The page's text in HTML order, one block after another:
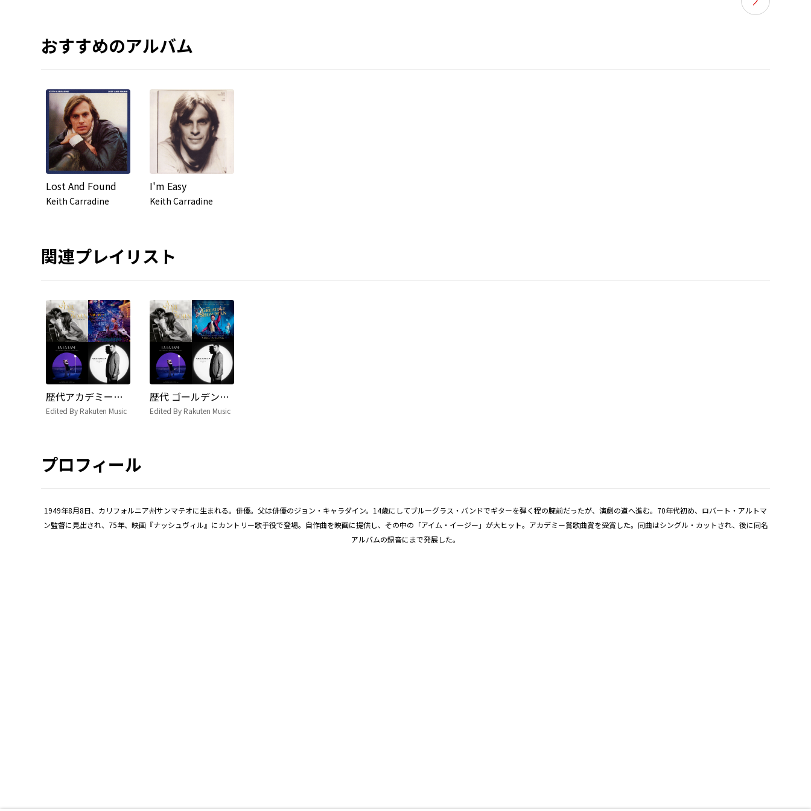
おすすめのアルバム
Lost And Found
Keith Carradine
I'm Easy
Keith Carradine
関連プレイリスト
歴代アカデミー賞 主題歌賞
Edited By Rakuten Music
歴代 ゴールデングローブ賞 主題歌賞
Edited By Rakuten Music
プロフィール
1949年8月8日、カリフォルニア州サンマテオに生まれる。俳優。父は俳優のジョン・キャラダイン。14歳にしてブルーグラス・バンドでギターを弾く程の腕前だったが、演劇の道へ進む。70年代初め、ロバート・アルトマ
ン監督に見出され、75年、映画『ナッシュヴィル』にカントリー歌手役で登場。自作曲を映画に提供し、その中の「アイム・イージー」が大ヒット。アカデミー賞歌曲賞を受賞した。同曲はシングル・カットされ、後に同名
アルバムの録音にまで発展した。